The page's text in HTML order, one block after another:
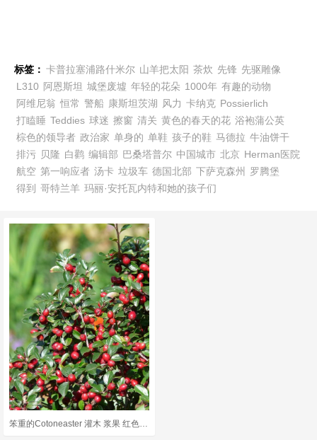
标签： 卡普拉塞浦路什米尔 山羊把太阳 茶炊 先锋 先驱雕像
L310 阿恩斯坦 城堡废墟 年轻的花朵 1000年 有趣的动物
阿维尼翁 恒常 警船 康斯坦茨湖 风力 卡纳克 Possierlich
打瞌睡 Teddies 球迷 擦窗 清关 黄色的春天的花 浴袍蒲公英
棕色的领导者 政治家 单身的 单鞋 孩子的鞋 马德拉 牛油饼干
排污 贝隆 白鹳 编辑部 巴桑塔普尔 中国城市 北京 Herman医院
航空 第一响应者 汤卡 垃圾车 德国北部 下萨克森州
罗腾堡
得到
哥特兰羊 玛丽·安托瓦内特和她的孩子们
笨重的Cotoneaster 灌木 浆果 红色的 大块枇杷 紫菖蒲